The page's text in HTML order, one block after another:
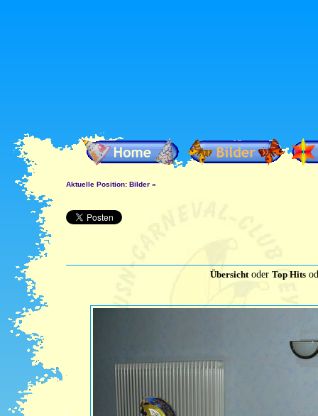
Aktuelle Position: Bilder »
ÜbersichtoderTop Hits